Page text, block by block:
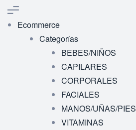
Ecommerce
Categorías
BEBES/NIÑOS
CAPILARES
CORPORALES
FACIALES
MANOS/UÑAS/PIES
VITAMINAS